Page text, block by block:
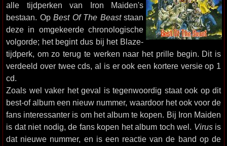
alle tijdperken van Iron Maiden's
bestaan. Op Best Of The Beaststaan
deze in omgekeerde chronologische
volgorde; het begint dus bij het Blaze-
tijdperk, om zo terug te werken naar het prille begin. Dit is
verdeeld over twee cds, al is er ook een kortere versie op 1
cd.
Zoals wel vaker het geval is tegenwoordig staat ook op dit
best-of album een nieuw nummer, waardoor het ook voor de
fans interessanter is om het album te kopen. Bij Iron Maiden
is dat niet nodig, de fans kopen het album toch wel. Virusis
dat nieuwe nummer, en is een reactie van de band op de